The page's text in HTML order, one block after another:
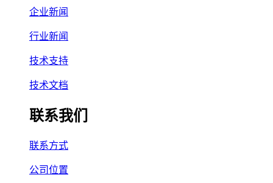
企业新闻
行业新闻
技术支持
技术文档
联系我们
联系方式
公司位置